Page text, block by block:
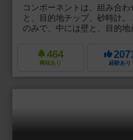
コンポーネントは、組み合
と、目的地チップ、砂時計
のみで、中には壁と、目的地
464
興味あり 経験あり